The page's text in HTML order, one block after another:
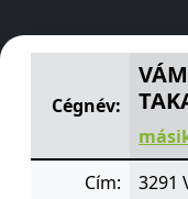
VÁMOSGYÖRK ÉS
Cégnév:
Cím:
3291